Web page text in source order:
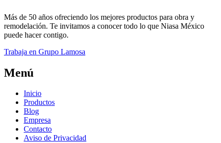
Más de 50 años ofreciendo los mejores productos para obra y
remodelación. Te invitamos a conocer todo lo que Niasa México
puede hacer contigo.
Trabaja en Grupo Lamosa
Menú
Inicio
Productos
Blog
Empresa
Contacto
Aviso de Privacidad